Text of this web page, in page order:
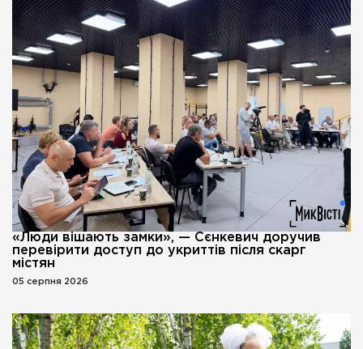
«Люди вішають замки», — Сєнкевич доручив
перевірити доступ до укриттів після скарг
містян
05 серпня 2026